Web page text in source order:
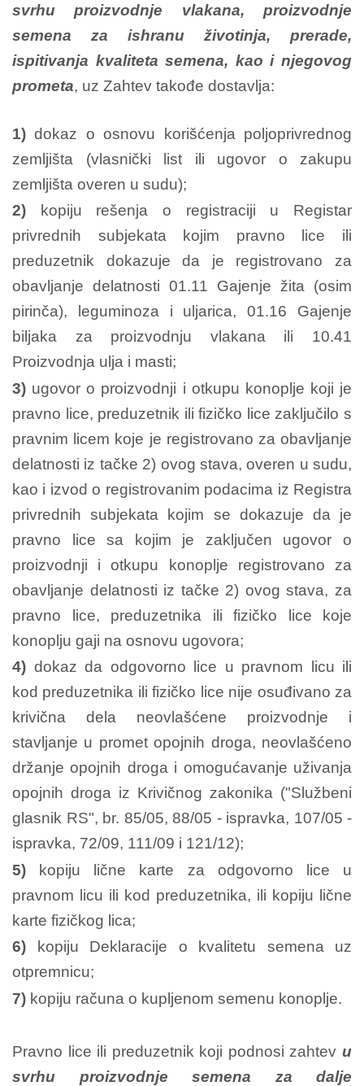
svrhu proizvodnje vlakana, proizvodnje
semena za ishranu životinja, prerade,
ispitivanja kvaliteta semena, kao i njegovog
prometa, uz Zahtev takođe dostavlja:
1) dokaz o osnovu korišćenja poljoprivrednog
zemljišta (vlasnički list ili ugovor o zakupu
zemljišta overen u sudu);
2) kopiju rešenja o registraciji u Registar
privrednih subjekata kojim pravno lice ili
preduzetnik dokazuje da je registrovano za
obavljanje delatnosti 01.11 Gajenje žita (osim
pirinča), leguminoza i uljarica, 01.16 Gajenje
biljaka za proizvodnju vlakana ili 10.41
Proizvodnja ulja i masti;
3) ugovor o proizvodnji i otkupu konoplje koji je
pravno lice, preduzetnik ili fizičko lice zaključilo s
pravnim licem koje je registrovano za obavljanje
delatnosti iz tačke 2) ovog stava, overen u sudu,
kao i izvod o registrovanim podacima iz Registra
privrednih subjekata kojim se dokazuje da je
pravno lice sa kojim je zaključen ugovor o
proizvodnji i otkupu konoplje registrovano za
obavljanje delatnosti iz tačke 2) ovog stava, za
pravno lice, preduzetnika ili fizičko lice koje
konoplju gaji na osnovu ugovora;
4) dokaz da odgovorno lice u pravnom licu ili
kod preduzetnika ili fizičko lice nije osuđivano za
krivična dela neovlašćene proizvodnje i
stavljanje u promet opojnih droga, neovlašćeno
držanje opojnih droga i omogućavanje uživanja
opojnih droga iz Krivičnog zakonika ("Službeni
glasnik RS", br. 85/05, 88/05 - ispravka, 107/05 -
ispravka, 72/09, 111/09 i 121/12);
5) kopiju lične karte za odgovorno lice u
pravnom licu ili kod preduzetnika, ili kopiju lične
karte fizičkog lica;
6) kopiju Deklaracije o kvalitetu semena uz
otpremnicu;
7) kopiju računa o kupljenom semenu konoplje.
Pravno lice ili preduzetnik koji podnosi zahtev u
svrhu proizvodnje semena za dalje